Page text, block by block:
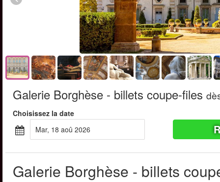
Galerie Borghèse - billets coupe-files
Choisissez la date
mar, 18 aoû 2026
Galerie Borghèse - billets